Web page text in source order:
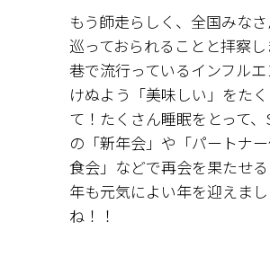
もう師走らしく、全国みな
巡っておられることと拝察
巷で流行っているインフルエ
けぬよう「美味しい」をた
て！たくさん睡眠をとって、
の「新年会」や「パートナ
食会」などで再会を果たせ
年も元気によい年を迎えま
ね！！